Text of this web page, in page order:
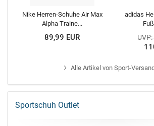
Nike Herren-Schuhe Air Max
Alpha Traine...
89,99 EUR
adidas
Alle Artikel von Sport-
Sportschuh Outlet